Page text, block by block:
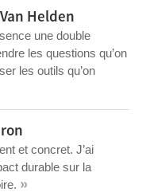
Helden
une double
les questions qu’on
les outils qu’on
et concret. J’ai
durable sur la
»